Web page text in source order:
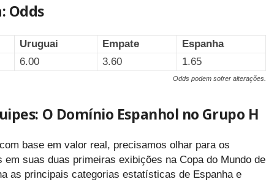
Odds
Uruguai Empate
Espanha
6.00 3.60 1.65
Odds podem sofrer alterações.
O Domínio Espanhol no Grupo H
base em valor real, precisamos olhar para os
em suas duas primeiras exibições na Copa do Mundo de
as principais categorias estatísticas de Espanha e